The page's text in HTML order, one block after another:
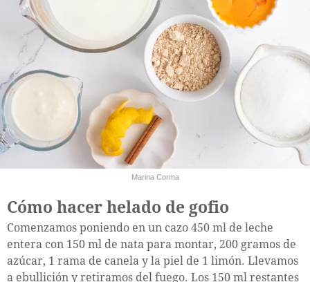
Marina Corma
Cómo hacer helado de gofio
Comenzamos poniendo en un cazo 450 ml de leche
entera con 150 ml de nata para montar, 200 gramos de
azúcar, 1 rama de canela y la piel de 1 limón. Llevamos
a ebullición y retiramos del fuego. Los 150 ml restantes